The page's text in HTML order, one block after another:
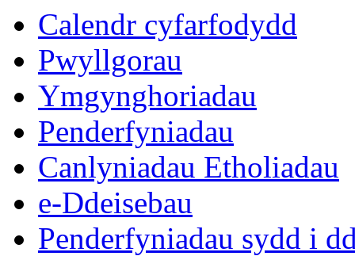
Calendr cyfarfodydd
Pwyllgorau
Ymgynghoriadau
Penderfyniadau
Canlyniadau Etholiadau
e-Ddeisebau
Penderfyniadau sydd i